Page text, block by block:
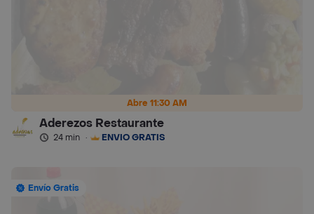
Abre 11:30 AM
Aderezos Restaurante
24 min · ENVÍO GRATIS
Envío Gratis